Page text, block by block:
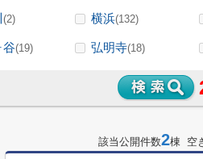
(2) 横浜(132)
谷(19) 弘明寺(18)
該当公開件数2棟 空